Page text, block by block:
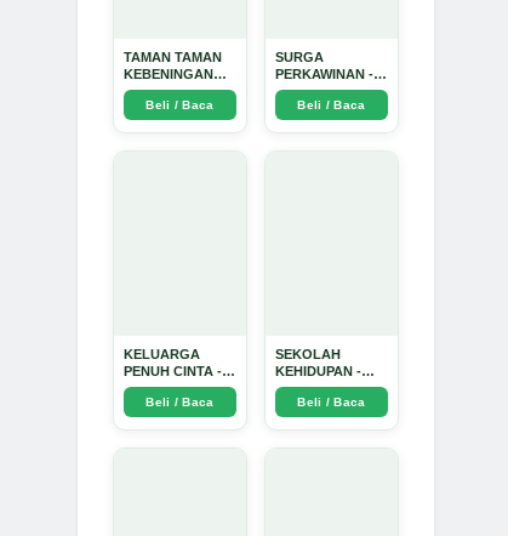
TAMAN TAMAN
KEBENINGAN
HATI - Arda
DinataBeli / Baca
SURGA
PERKAWINAN -
Arda Dinata
Beli / Baca
KELUARGA
PENUH CINTA -
Arda Dinata
Beli / Baca
SEKOLAH
KEHIDUPAN -
Arda Dinata
Beli / Baca